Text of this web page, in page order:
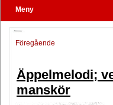
Meny
Föregående
Äppelmelodi;
manskör